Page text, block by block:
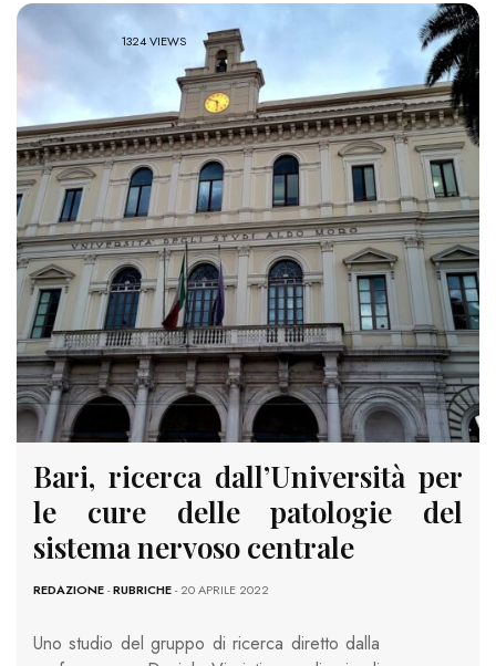
1324 VIEWS
Bari, ricerca dall’Università per
le cure delle patologie del
sistema nervoso centrale
REDAZIONE-RUBRICHE- 20 APRILE 2022
Uno studio del gruppo di ricerca diretto dalla